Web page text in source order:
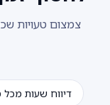
צמצום טעויות
דיווח שעות מכל